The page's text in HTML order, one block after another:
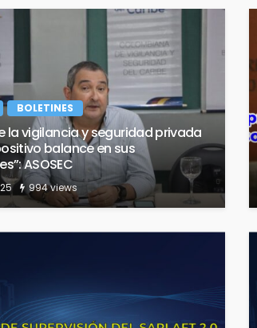
BOLETINES
la vigilancia y seguridad privada
balance en sus
ASOSEC
994 views